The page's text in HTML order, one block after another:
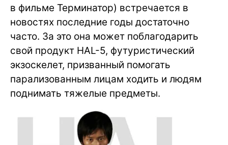
в фильме Терминатор) встречается в
новостях последние годы достаточно
часто. За это она может поблагодарить
свой продукт HAL-5, футуристический
экзоскелет, призванный помогать
парализованным лицам ходить и людям
поднимать тяжелые предметы.